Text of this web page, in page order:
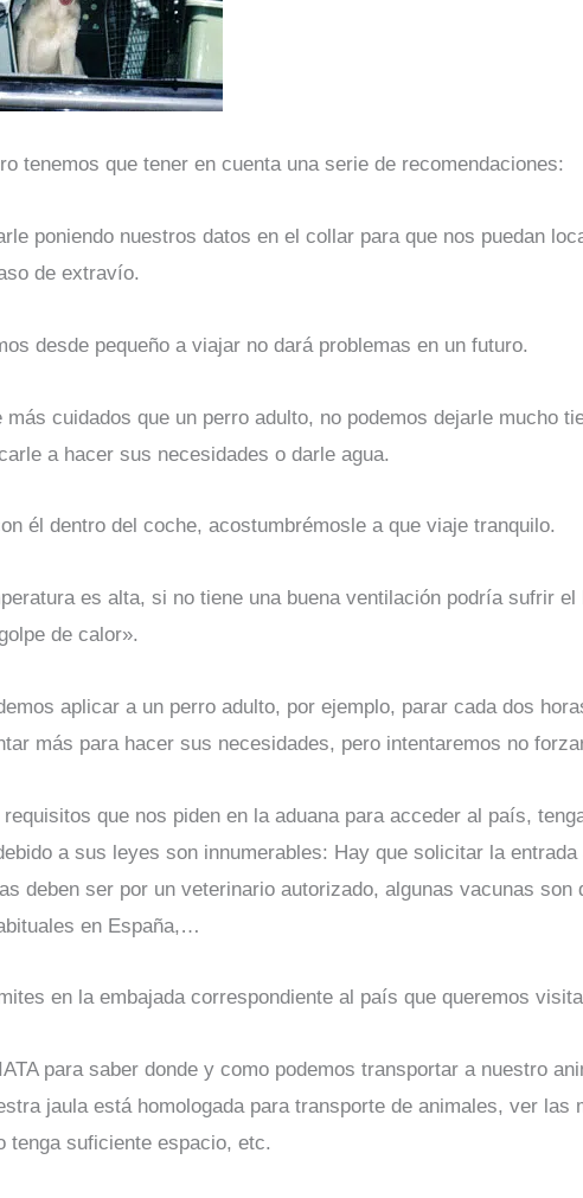
tenemos que tener en cuenta una serie de recomendaciones:
poniendo nuestros datos en el collar para que nos puedan
de extravío.
desde pequeño a viajar no dará problemas en un futuro.
cuidados que un perro adulto, no podemos dejarle mucho
a hacer sus necesidades o darle agua.
él dentro del coche, acostumbrémosle a que viaje tranquilo.
es alta, si no tiene una buena ventilación podría sufrir el
de calor».
aplicar a un perro adulto, por ejemplo, parar cada dos
más para hacer sus necesidades, pero intentaremos no
que nos piden en la aduana para acceder al país,
a sus leyes son innumerables: Hay que solicitar la entrada
deben ser por un veterinario autorizado, algunas vacunas son
en España,…
en la embajada correspondiente al país que queremos
para saber donde y como podemos transportar a nuestro
jaula está homologada para transporte de animales, ver las
tenga suficiente espacio, etc.